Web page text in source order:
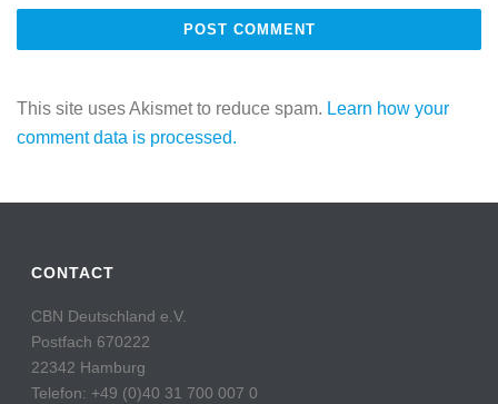
This site uses Akismet to reduce spam. Learn how your
comment data is processed.
CONTACT
CBN Deutschland e.V.
Postfach 670222
22342 Hamburg
Telefon: +49 (0)40 31 700 007 0